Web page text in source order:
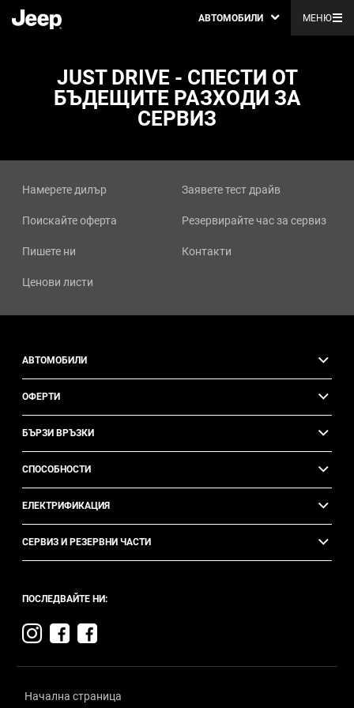
АВТОМОБИЛИ МЕНЮ
JUST DRIVE - СПЕСТИ ОТ
БЪДЕЩИТЕ РАЗХОДИ ЗА
СЕРВИЗ
Намерете дилър Заявете тест драйв
Поискайте оферта Резервирайте час за сервиз
Пишете ни Контакти
Ценови листи
АВТОМОБИЛИ
ОФЕРТИ
БЪРЗИ ВРЪЗКИ
СПОСОБНОСТИ
ЕЛЕКТРИФИКАЦИЯ
СЕРВИЗ И РЕЗЕРВНИ ЧАСТИ
ПОСЛЕДВАЙТЕ НИ:
Visit
on
Instagram
Visit
on
Facebook
Visit
on
Facebook
Начална страница